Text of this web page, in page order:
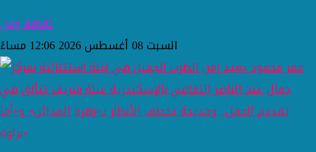
ثقافة وفن
السبت 08 أغسطس 2026 12:06 مساءً